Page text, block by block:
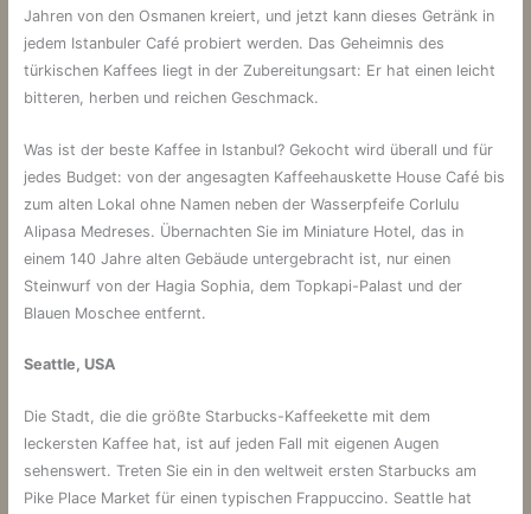
Jahren von den Osmanen kreiert, und jetzt kann dieses Getränk in
jedem Istanbuler Café probiert werden. Das Geheimnis des
türkischen Kaffees liegt in der Zubereitungsart: Er hat einen leicht
bitteren, herben und reichen Geschmack.
Was ist der beste Kaffee in Istanbul? Gekocht wird überall und für
jedes Budget: von der angesagten Kaffeehauskette House Café bis
zum alten Lokal ohne Namen neben der Wasserpfeife Corlulu
Alipasa Medreses. Übernachten Sie im Miniature Hotel, das in
einem 140 Jahre alten Gebäude untergebracht ist, nur einen
Steinwurf von der Hagia Sophia, dem Topkapi-Palast und der
Blauen Moschee entfernt.
Seattle, USA
Die Stadt, die die größte Starbucks-Kaffeekette mit dem
leckersten Kaffee hat, ist auf jeden Fall mit eigenen Augen
sehenswert. Treten Sie ein in den weltweit ersten Starbucks am
Pike Place Market für einen typischen Frappuccino. Seattle hat